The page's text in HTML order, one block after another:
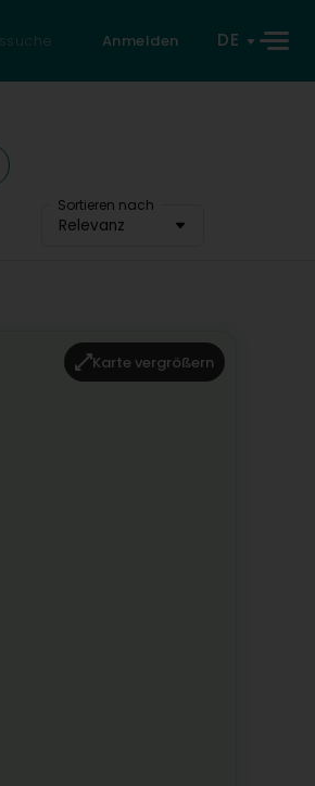
Anmelden DE
Sortieren nach
Relevanz
Karte vergrößern